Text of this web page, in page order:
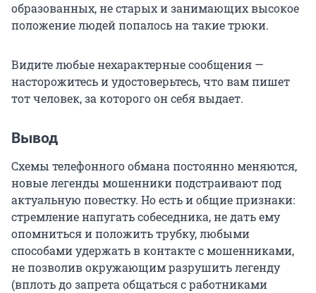
образованных, не старых и занимающих высокое
положение людей попалось на такие трюки.
Видите любые нехарактерные сообщения —
насторожитесь и удостоверьтесь, что вам пишет
тот человек, за которого он себя выдает.
Вывод
Схемы телефонного обмана постоянно меняются,
новые легенды мошенники подстраивают под
актуальную повестку. Но есть и общие признаки:
стремление напугать собеседника, не дать ему
опомниться и положить трубку, любыми
способами удержать в контакте с мошенниками,
не позволив окружающим разрушить легенду
(вплоть до запрета общаться с работниками